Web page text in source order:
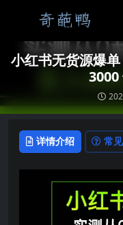
小红书无货源爆
3000
详情介绍 常